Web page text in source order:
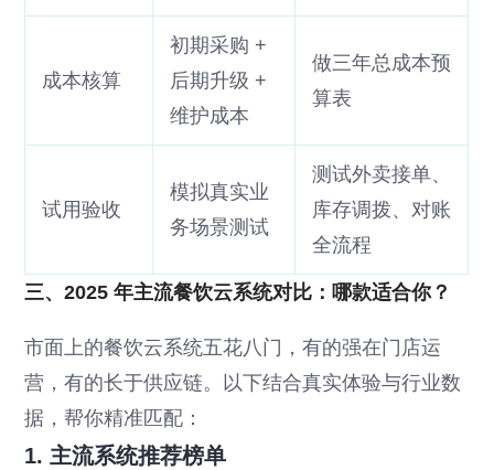
成本核算
初期采购 +
后期升级 +
维护成本
做三年总成本预
算表
试用验收
模拟真实业
务场景测试
测试外卖接单、
库存调拨、对账
全流程
三、2025 年主流餐饮云系统对比：哪款适合你？
市面上的餐饮云系统五花八门，有的强在门店运
营，有的长于供应链。以下结合真实体验与行业数
据，帮你精准匹配：
1. 主流系统推荐榜单